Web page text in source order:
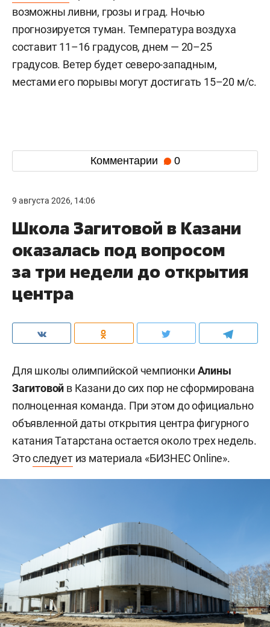
возможны ливни, грозы и град. Ночью
прогнозируется туман. Температура воздуха
составит 11–16 градусов, днем — 20–25
градусов. Ветер будет северо-западным,
местами его порывы могут достигать 15–20 м/с.
Комментарии 0
9 августа 2026, 14:06
Школа Загитовой в Казани
оказалась под вопросом
за три недели до открытия
центра
Для школы олимпийской чемпионки Алины
Загитовой в Казани до сих пор не сформирована
полноценная команда. При этом до официально
объявленной даты открытия центра фигурного
катания Татарстана остается около трех недель.
Этоследуетиз материала «БИЗНЕС Online».